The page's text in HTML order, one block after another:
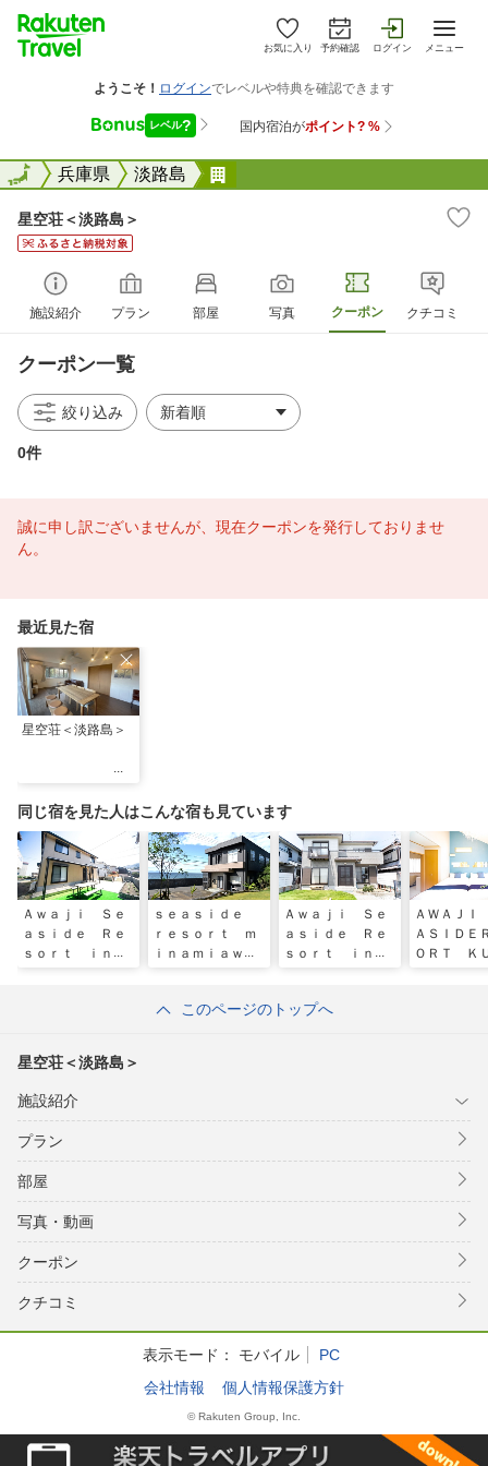
お気に入り 予約確認 ログイン メニュー
全国兵庫県 淡路島
全国
星空荘＜淡路島＞
施設紹介 プラン 部屋 写真 クーポン クチコミ
クーポン一覧
絞り込み
0件
誠に申し訳ございませんが、現在クーポンを発行しておりませ
ん。
最近見た宿
星空荘＜淡路島＞
同じ宿を見た人はこんな宿も見ています
Ａｗａｊｉ Ｓｅ
ａｓｉｄｅ Ｒｅ
ｓｏｒｔ ｉｎ
ｓｅａｓｉｄｅ
ｒｅｓｏｒｔ ｍ
ｉｎａｍｉａｗａ
Ａｗａｊｉ Ｓｅ
ａｓｉｄｅ Ｒｅ
ｓｏｒｔ ｉｎ
ＡＷＡＪ
ＡＳＩＤＥ
ＯＲＴ Ｋ
このページのトップへ
星空荘＜淡路島＞
施設紹介
プラン
部屋
写真・動画
クーポン
クチコミ
表示モード： モバイル
PC
会社情報
個人情報保護方針
© Rakuten Group, Inc.